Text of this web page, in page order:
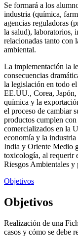
Se formará a los
industria (química,
agencias reguladoras
la salud), laboratorios,
relacionadas tanto con
ambiental.
La implementación la
consecuencias
la legislación en todo
EE.UU., Corea,
química y la
el proceso de cambiar
productos cumplen
comercializados en la
economía y la
India y Oriente Medio
toxicología, al requerir
Riesgos Ambientales y
Objetivos
Objetivos
Realización de una
casos y cómo se debe